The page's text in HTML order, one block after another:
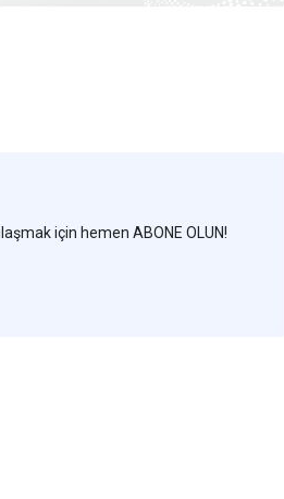
için hemen ABONE OLUN!